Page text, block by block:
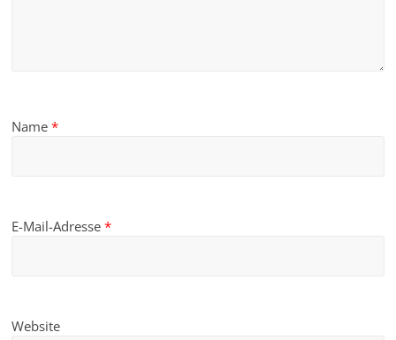
Name*
E-Mail-Adresse*
Website